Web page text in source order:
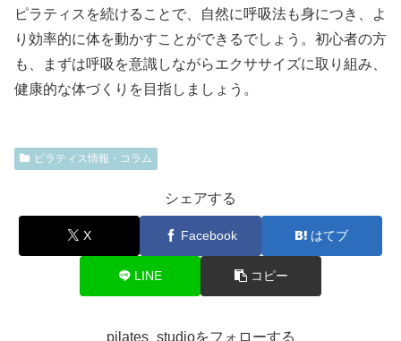
ピラティスを続けることで、自然に呼吸法も身につき、よ
り効率的に体を動かすことができるでしょう。初心者の方
も、まずは呼吸を意識しながらエクササイズに取り組み、
健康的な体づくりを目指しましょう。
ピラティス情報・コラム
シェアする
X Facebook はてブ
LINE コピー
pilates_studioをフォローする